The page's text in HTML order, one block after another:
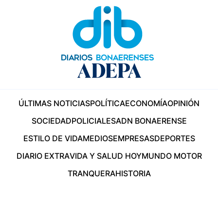
ÚLTIMAS NOTICIASPOLÍTICAECONOMÍAOPINIÓN
SOCIEDADPOLICIALESADN BONAERENSE
ESTILO DE VIDAMEDIOSEMPRESASDEPORTES
DIARIO EXTRAVIDA Y SALUD HOYMUNDO MOTOR
TRANQUERAHISTORIA